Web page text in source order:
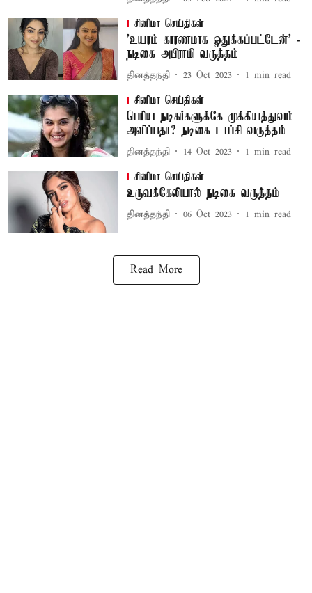
சினிமா செய்திகள்
'உயரம் காரணமாக ஒதுக்கப்பட்டேன்' -
நடிகை அபிராமி வருத்தம்
தினத்தந்தி 23 Oct 2023 1 min read
சினிமா செய்திகள்
பெரிய நடிகர்களுக்கே முக்கியத்துவம்
அளிப்பதா? நடிகை டாப்சி வருத்தம்
தினத்தந்தி 14 Oct 2023 1 min read
சினிமா செய்திகள்
உருவக்கேலியால் நடிகை வருத்தம்
தினத்தந்தி 06 Oct 2023 1 min read
Read More